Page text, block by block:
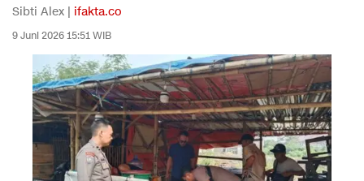
Sibti Alex | ifakta.co
9 Juni 2026 15:51 WIB